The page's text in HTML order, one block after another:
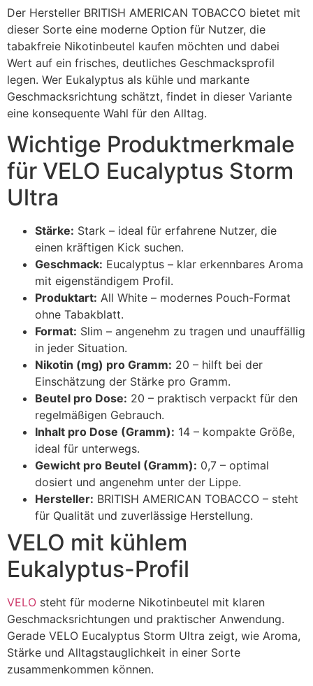
Der Hersteller BRITISH AMERICAN TOBACCO bietet mit
dieser Sorte eine moderne Option für Nutzer, die
tabakfreie Nikotinbeutel kaufen möchten und dabei
Wert auf ein frisches, deutliches Geschmacksprofil
legen. Wer Eukalyptus als kühle und markante
Geschmacksrichtung schätzt, findet in dieser Variante
eine konsequente Wahl für den Alltag.
Wichtige Produktmerkmale
für VELO Eucalyptus Storm
Ultra
Stärke: Stark – ideal für erfahrene Nutzer, die
einen kräftigen Kick suchen.
Geschmack: Eucalyptus – klar erkennbares Aroma
mit eigenständigem Profil.
Produktart: All White – modernes Pouch-Format
ohne Tabakblatt.
Format: Slim – angenehm zu tragen und unauffällig
in jeder Situation.
Nikotin (mg) pro Gramm: 20 – hilft bei der
Einschätzung der Stärke pro Gramm.
Beutel pro Dose: 20 – praktisch verpackt für den
regelmäßigen Gebrauch.
Inhalt pro Dose (Gramm): 14 – kompakte Größe,
ideal für unterwegs.
Gewicht pro Beutel (Gramm): 0,7 – optimal
dosiert und angenehm unter der Lippe.
Hersteller: BRITISH AMERICAN TOBACCO – steht
für Qualität und zuverlässige Herstellung.
VELO mit kühlem
Eukalyptus-Profil
VELO steht für moderne Nikotinbeutel mit klaren
Geschmacksrichtungen und praktischer Anwendung.
Gerade VELO Eucalyptus Storm Ultra zeigt, wie Aroma,
Stärke und Alltagstauglichkeit in einer Sorte
zusammenkommen können.